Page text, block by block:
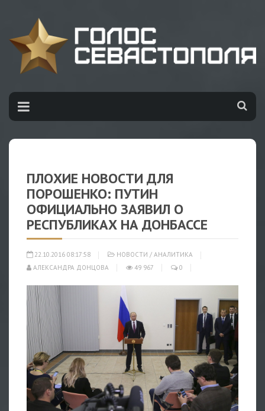
ПЛОХИЕ НОВОСТИ ДЛЯ
ПОРОШЕНКО: ПУТИН
ОФИЦИАЛЬНО ЗАЯВИЛ О
РЕСПУБЛИКАХ НА ДОНБАССЕ
22.10.2016 08:17:58 НОВОСТИ / АНАЛИТИКА
АЛЕКСАНДРА ДОНЦОВА
49 967 0